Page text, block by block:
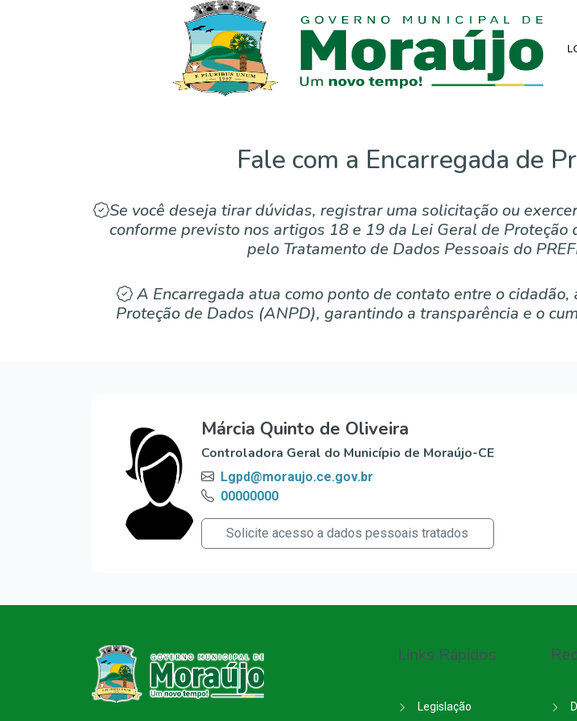
Fale com a Encarregada de
Se você deseja tirar dúvidas, registrar uma solicitação ou
conforme previsto nos artigos 18 e 19 da Lei Geral de
pelo Tratamento de Dados Pessoais do
A Encarregada atua como ponto de contato entre o
Proteção de Dados (ANPD), garantindo a transparência e o
Márcia Quinto de Oliveira
Controladora Geral do Município de Moraújo-CE
Lgpd@moraujo.ce.gov.br
00000000
Solicite acesso a dados pessoais tratados
Links Rápidos
Legislação